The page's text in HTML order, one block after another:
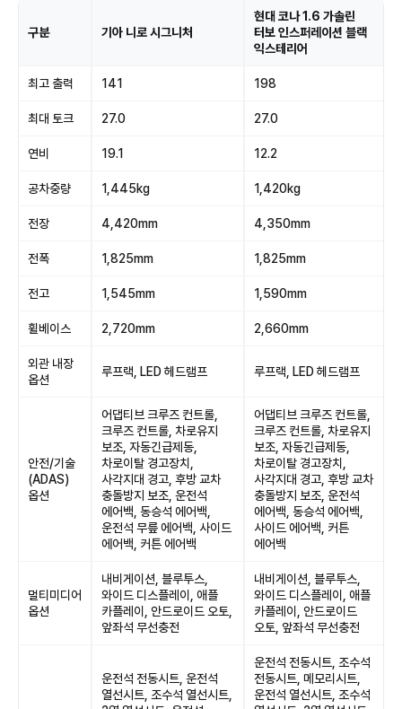
구분 기아 니로 시그니처
현대 코나 1.6 가솔린
터보 인스퍼레이션 블랙
익스테리어
최고 출력 141 198
최대 토크 27.0 27.0
연비 19.1 12.2
공차중량 1,445kg 1,420kg
전장 4,420mm 4,350mm
전폭 1,825mm 1,825mm
전고 1,545mm 1,590mm
휠베이스 2,720mm 2,660mm
외관 내장
옵션
루프랙, LED 헤드램프 루프랙, LED 헤드램프
안전/기술
(ADAS)
옵션
어댑티브 크루즈 컨트롤,
크루즈 컨트롤, 차로유지
보조, 자동긴급제동,
차로이탈 경고장치,
사각지대 경고, 후방 교차
충돌방지 보조, 운전석
에어백, 동승석 에어백,
운전석 무릎 에어백, 사이드
에어백, 커튼 에어백
어댑티브 크루즈 컨트롤,
크루즈 컨트롤, 차로유지
보조, 자동긴급제동,
차로이탈 경고장치,
사각지대 경고, 후방 교차
충돌방지 보조, 운전석
에어백, 동승석 에어백,
사이드 에어백, 커튼
에어백
멀티미디어
옵션
내비게이션, 블루투스,
와이드 디스플레이, 애플
카플레이, 안드로이드 오토,
앞좌석 무선충전
내비게이션, 블루투스,
와이드 디스플레이, 애플
카플레이, 안드로이드
오토, 앞좌석 무선충전
운전석 전동시트, 운전석
열선시트, 조수석 열선시트,
운전석 전동시트, 조수석
전동시트, 메모리시트,
운전석 열선시트, 조수석